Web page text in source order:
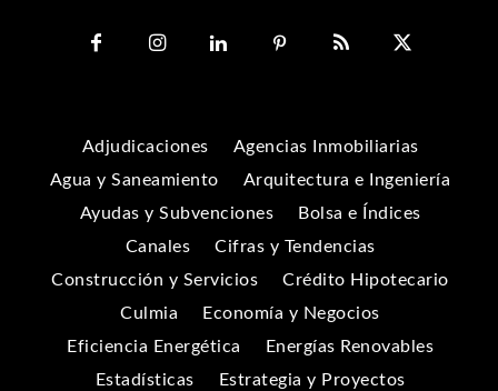
Adjudicaciones
Agencias Inmobiliarias
Agua y Saneamiento
Arquitectura e Ingeniería
Ayudas y Subvenciones
Bolsa e Índices
Canales
Cifras y Tendencias
Construcción y Servicios
Crédito Hipotecario
Culmia
Economía y Negocios
Eficiencia Energética
Energías Renovables
Estadísticas
Estrategia y Proyectos